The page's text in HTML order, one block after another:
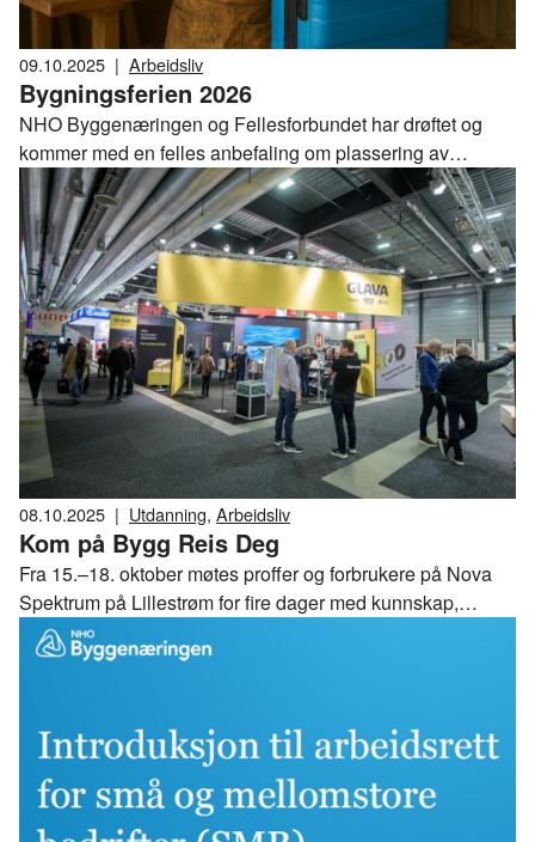
09.10.2025 | Arbeidsliv
Bygningsferien 2026
NHO Byggenæringen og Fellesforbundet har drøftet og
kommer med en felles anbefaling om plassering av
bygningsferien for 2026.
08.10.2025 | Utdanning, Arbeidsliv
Kom på Bygg Reis Deg
Fra 15.–18. oktober møtes proffer og forbrukere på Nova
Spektrum på Lillestrøm for fire dager med kunnskap,
innovasjon og inspirasjon.